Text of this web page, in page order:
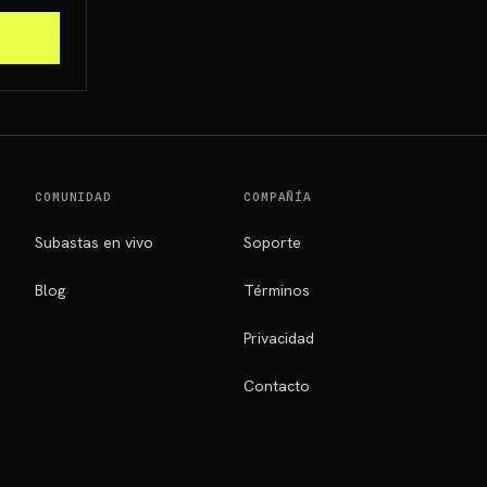
COMUNIDAD
Subastas en vivo
Blog
COMPAÑÍA
Soporte
Términos
Privacidad
Contacto